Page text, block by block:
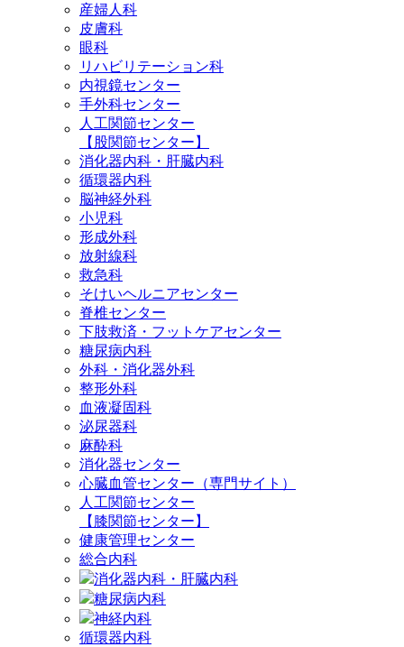
産婦人科
皮膚科
眼科
リハビリテーション科
内視鏡センター
手外科センター
人工関節センター
【股関節センター】
消化器内科・肝臓内科
循環器内科
脳神経外科
小児科
形成外科
放射線科
救急科
そけいヘルニアセンター
脊椎センター
下肢救済・フットケアセンター
糖尿病内科
外科・消化器外科
整形外科
血液凝固科
泌尿器科
麻酔科
消化器センター
心臓血管センター（専門サイト）
人工関節センター
【膝関節センター】
健康管理センター
総合内科
消化器内科・肝臓内科
糖尿病内科
神経内科
循環器内科